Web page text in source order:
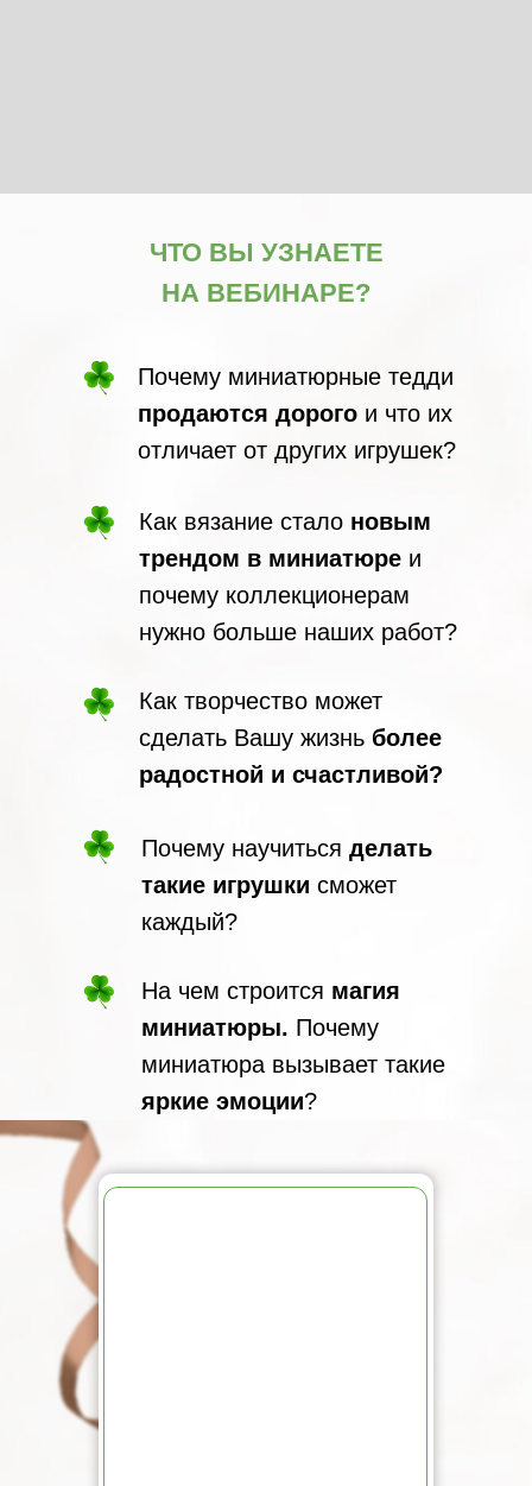
ЧТО ВЫ УЗНАЕТЕ
НА ВЕБИНАРЕ?
Почему миниатюрные тедди
продаются дорого и что их
отличает от других игрушек?
Как вязание стало новым
трендом в миниатюре и
почему коллекционерам
нужно больше наших работ?
Как творчество может
сделать Вашу жизнь более
радостной и счастливой?
Почему научиться делать
такие игрушки сможет
каждый?
На чем строится магия
миниатюры. Почему
миниатюра вызывает такие
яркие эмоции?